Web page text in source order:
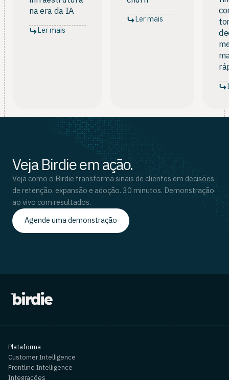
na era da IA
Ler mais
Ler mais
Veja Birdie em ação.
Veja como o Birdie transforma sinais de clientes em decisões
de retenção, expansão e adoção. 30 minutos. Demonstração
ao vivo com resultados.
Agende uma demonstração
Plataforma
Customer Intelligence
Frontline Intelligence
Integrações